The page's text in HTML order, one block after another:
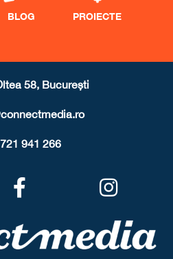
BLOG PROIECTE
58, București
941 266